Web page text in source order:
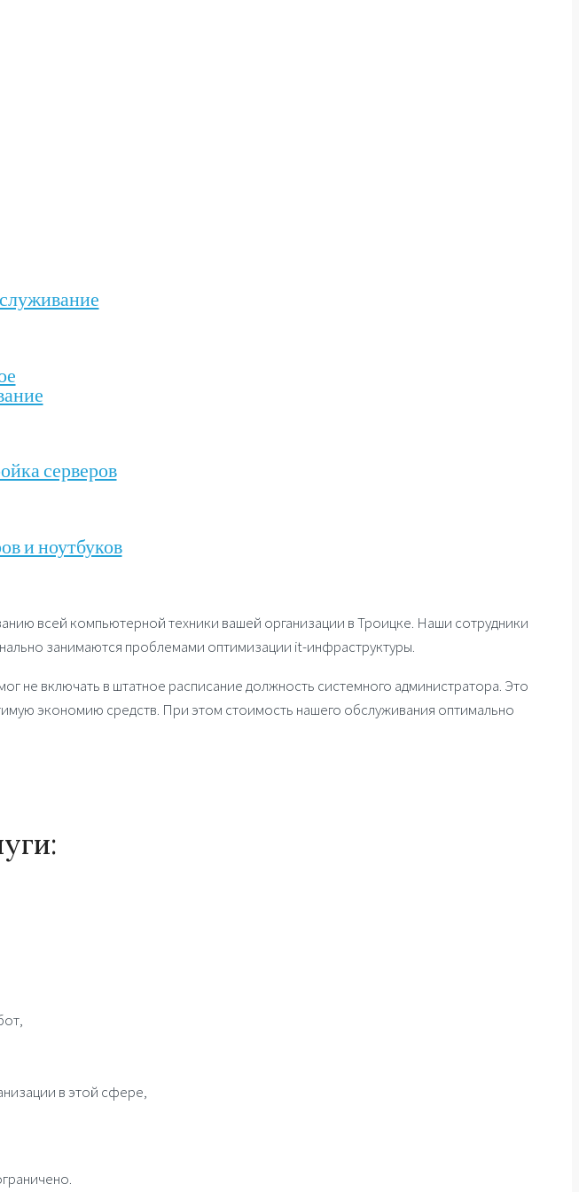
серверов
и ноутбуков
всей компьютерной техники вашей организации в Троицке. Наши сотрудники
занимаются проблемами оптимизации it-инфраструктуры.
не включать в штатное расписание должность системного администратора. Это
экономию средств. При этом стоимость нашего обслуживания оптимально
в этой сфере,